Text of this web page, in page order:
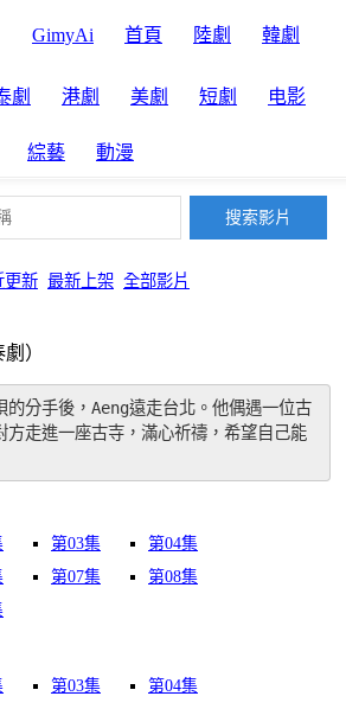
GimyAi 首頁 陸劇 韓劇
劇 港劇 美劇 短劇 电影
綜藝 動漫
更新 最新上架 全部影片
劇）
的分手後，Aeng遠走台北。他偶遇一位古
方走進一座古寺，滿心祈禱，希望自己能
第03集
第04集
第07集
第08集
第03集
第04集